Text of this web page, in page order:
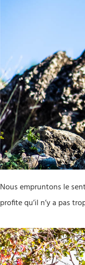
Nous empruntons le
profite qu’il n’y a pas